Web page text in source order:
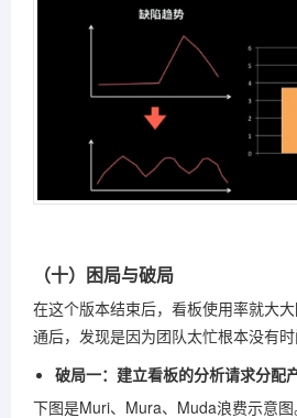
（十）困局与破局
在这个版本结束后，看板使用率就大
通后，发现是因为团队太忙根本没有时
破局一：建立看板的分析请求分配
下图是Muri、Mura、Muda浪费示意图